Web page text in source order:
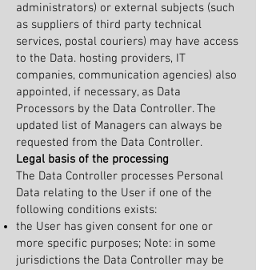
administrators) or external subjects (such
as suppliers of third party technical
services, postal couriers) may have access
to the Data. hosting providers, IT
companies, communication agencies) also
appointed, if necessary, as Data
Processors by the Data Controller. The
updated list of Managers can always be
requested from the Data Controller.
Legal basis of the processing
The Data Controller processes Personal
Data relating to the User if one of the
following conditions exists:
the User has given consent for one or
more specific purposes; Note: in some
jurisdictions the Data Controller may be